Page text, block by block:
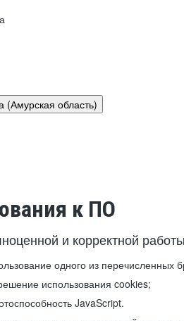
(Амурская область)
к ПО
и корректной
одного из перечисленных
использования cookies;
JavaScript.